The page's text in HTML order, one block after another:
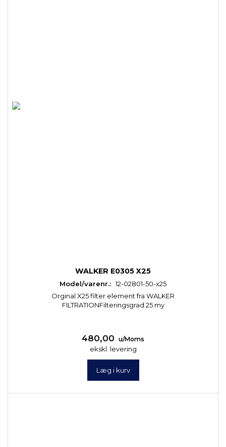
WALKER E0305 X25
Model/varenr.: 12-02801-50-x25
Orginal X25 filter element fra WALKER
FILTRATIONFilteringsgrad 25 my
480,00 u/Moms
ekskl. levering
Læg i kurv